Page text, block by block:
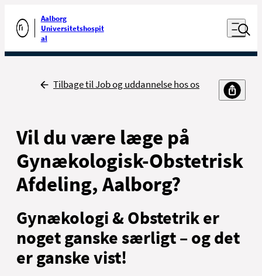
Gå til forsiden
Aalborg
Universitetshospit
al
Åben
Udfør søgning
Tilbage
Tilbage til Job og uddannelse hos os
Vil du være læge på
Gynækologisk-Obstetrisk
Afdeling, Aalborg?
Gynækologi & Obstetrik er
noget ganske særligt – og det
er ganske vist!